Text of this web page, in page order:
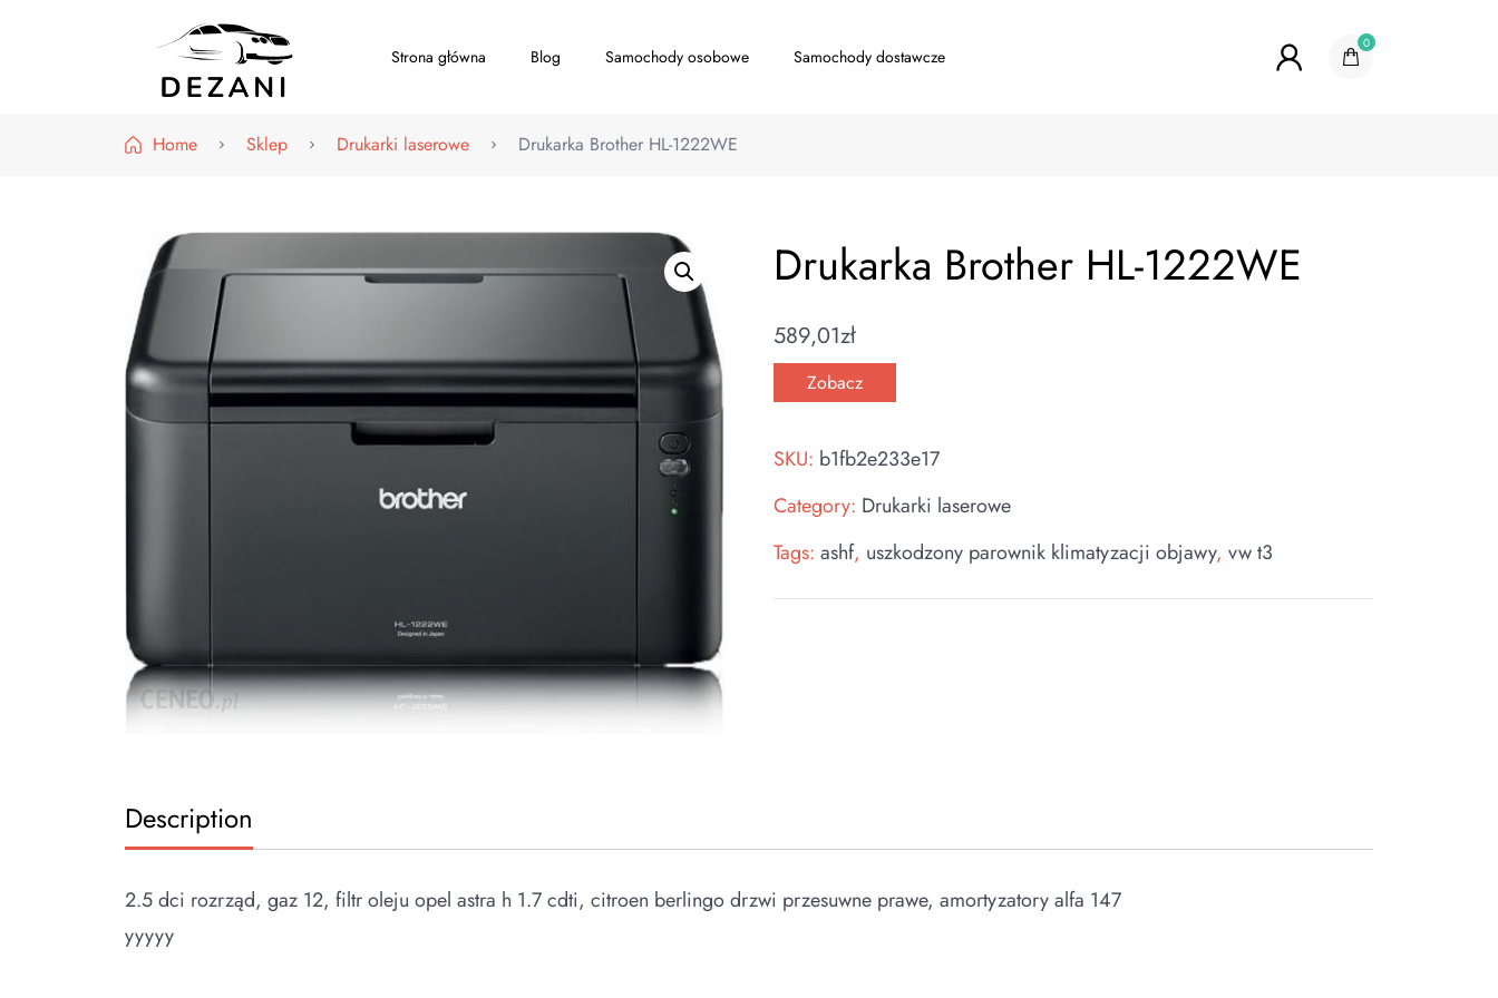
Strona główna Blog Samochody osobowe Samochody dostawcze
0
Home Sklep Drukarki laserowe Drukarka Brother HL-1222WE
Drukarka Brother HL-1222WE
589,01zł
Zobacz
SKU: b1fb2e233e17
Category: Drukarki laserowe
Tags:ashf, uszkodzony parownik klimatyzacji objawy,vw t3
Description
2.5 dci rozrząd, gaz 12, filtr oleju opel astra h 1.7 cdti, citroen berlingo drzwi przesuwne prawe, amortyzatory alfa 147
yyyyy